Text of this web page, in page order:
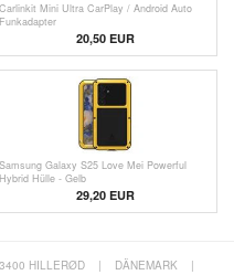
Carlinkit Mini Ultra CarPlay / Android Auto
Funkadapter
20,50EUR
Samsung Galaxy S25 Love Mei Powerful
Hybrid Hülle - Gelb
29,20 EUR
3400 HILLERØD | DÄNEMARK
|